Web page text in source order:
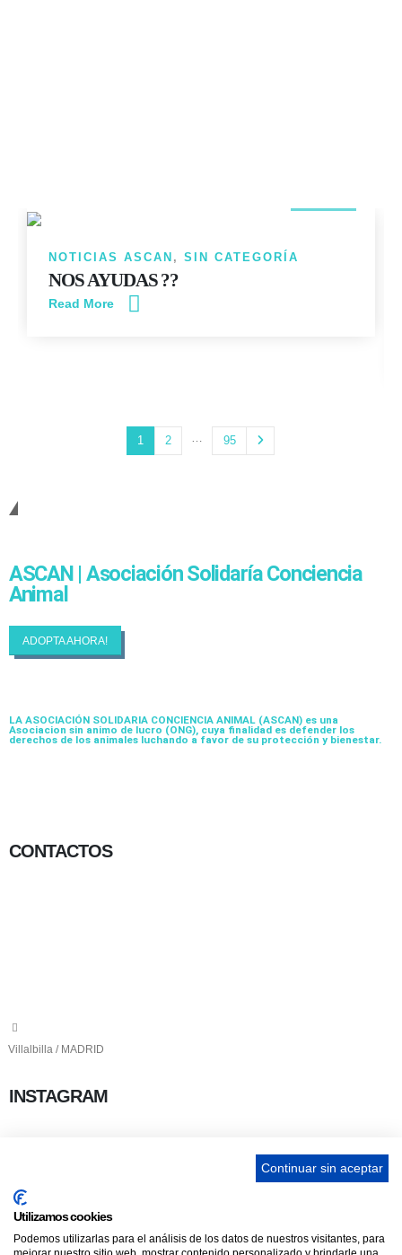
NOTICIAS ASCAN , SIN CATEGORÍA
NOS AYUDAS ??
Read More
1 2 … 95
ASCAN | Asociación Solidaría Conciencia
Animal
ADOPTA AHORA!
LA ASOCIACIÓN SOLIDARIA CONCIENCIA ANIMAL (ASCAN) es una
Asociacion sin animo de lucro (ONG), cuya finalidad es defender los
derechos de los animales luchando a favor de su protección y bienestar.
CONTACTOS
Villalbilla / MADRID
INSTAGRAM
ENLACES
Contacta
Continuar sin aceptar
Utilizamos cookies
Podemos utilizarlas para el análisis de los datos de nuestros visitantes, para